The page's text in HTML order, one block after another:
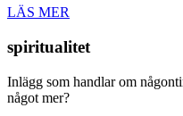
LÄS MER
spiritualitet
Inlägg som handlar om
något mer?